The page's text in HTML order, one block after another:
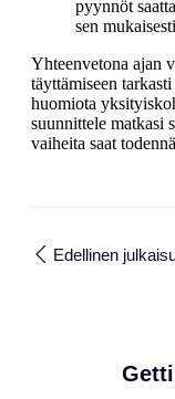
pyynnöt
sen
Yhteenvetona ajan
täyttämiseen
huomiota
suunnittele matkasi
vaiheita saat
Edellinen